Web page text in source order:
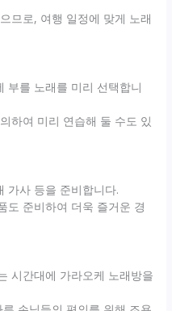
므로, 여행 일정에 맞게 노래
부를 노래를 미리 선택합니
하여 미리 연습해 둘 수도 있
가사 등을 준비합니다.
도 준비하여 더욱 즐거운 경
시간대에 가라오케 노래방을